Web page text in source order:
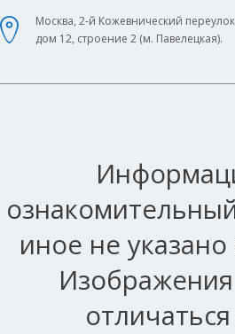
Москва, 2-й Кожевнический
дом 12, строение 2 (м. Павелецкая).
иное не